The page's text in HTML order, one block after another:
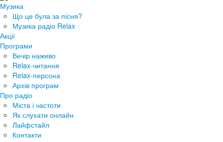
Музика
Що це була за пісня?
Музика радіо Relax
Акції
Програми
Вечір наживо
Relax-читання
Relax-персона
Архів програм
Про радіо
Міста і частоти
Як слухати онлайн
Лайфстайл
Контакти